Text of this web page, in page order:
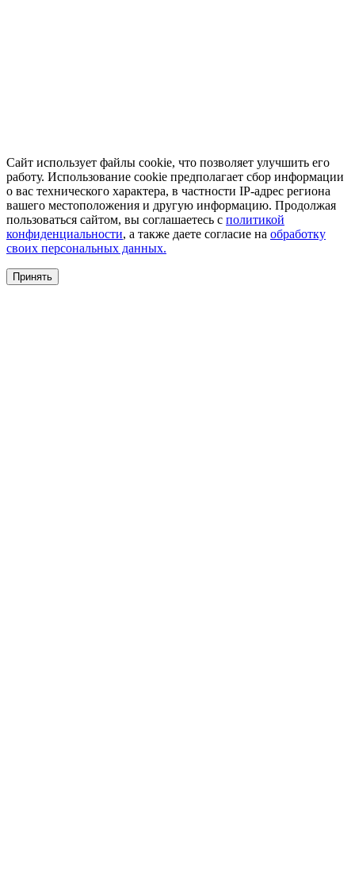
Сайт использует файлы cookie, что позволяет улучшить его
работу. Использование cookie предполагает сбор информации
о вас технического характера, в частности IP-адрес региона
вашего местоположения и другую информацию. Продолжая
пользоваться сайтом, вы соглашаетесь с политикой
конфиденциальности, а также даете согласие на обработку
своих персональных данных.
Принять